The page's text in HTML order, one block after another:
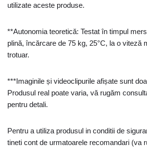
utilizate aceste produse.
**Autonomia teoretică: Testat în timpul
plină, încărcare de 75 kg, 25°C, la o viteză
trotuar.
***Imaginile și videoclipurile afișate sunt
Produsul real poate varia, vă rugăm
pentru detali.
Pentru a utiliza produsul in conditii de
tineti cont de urmatoarele recomandari (va